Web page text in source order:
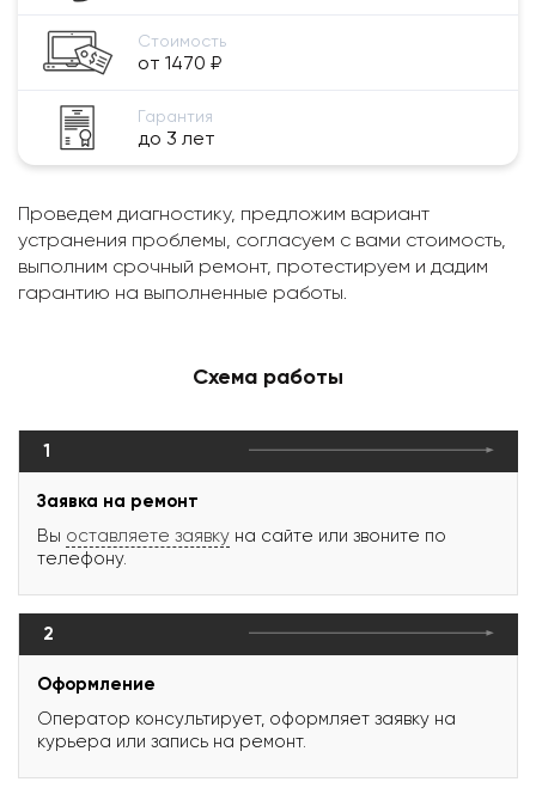
Стоимость
от 1470 ₽
Гарантия
до 3 лет
Проведем диагностику, предложим вариант
устранения проблемы, согласуем с вами стоимость,
выполним срочный ремонт, протестируем и дадим
гарантию на выполненные работы.
Схема работы
1
Заявка на ремонт
Вы оставляете заявку на сайте или звоните по
телефону.
2
Оформление
Оператор консультирует, оформляет заявку на
курьера или запись на ремонт.